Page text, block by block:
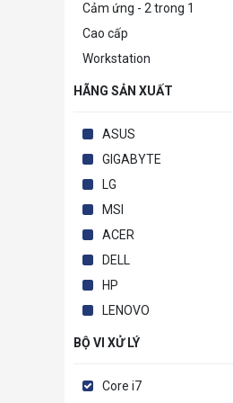
Cảm ứng - 2 trong 1
Cao cấp
Workstation
HÃNG SẢN XUẤT
ASUS
GIGABYTE
LG
MSI
ACER
DELL
HP
LENOVO
BỘ VI XỬ LÝ
Core i7